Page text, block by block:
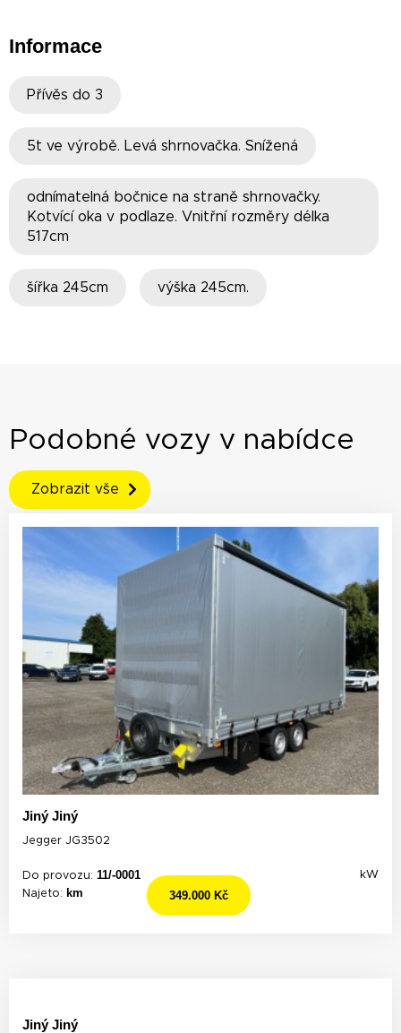
Informace
Přívěs do 3
5t ve výrobě. Levá shrnovačka. Snížená
odnímatelná bočnice na straně shrnovačky.
Kotvící oka v podlaze. Vnitřní rozměry délka
517cm
šířka 245cm výška 245cm.
Podobné vozy v nabídce
Zobrazit vše
Jiný Jiný
Jegger JG3502
Do provozu: 11/-0001
Najeto: km
kW
349.000 Kč
Jiný Jiný